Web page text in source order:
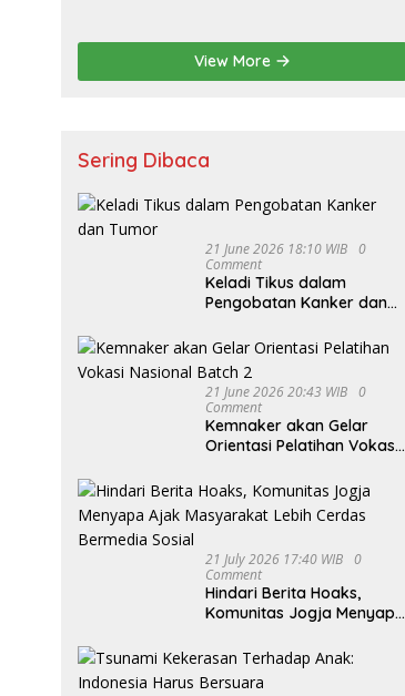
program
Ketahanan PanganView More
Sering Dibaca
21 June 2026 18:10 WIB
0
Comment
Keladi Tikus dalam
Pengobatan Kanker dan
21 June 2026 20:43 WIB
0
Comment
Kemnaker akan Gelar
Orientasi Pelatihan Vokasi
21 July 2026 17:40 WIB
0
Comment
Hindari Berita Hoaks,
Komunitas Jogja Menyapa
Cerdas Bermedia Sosial